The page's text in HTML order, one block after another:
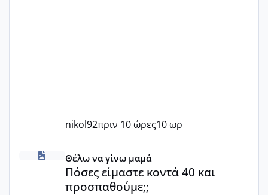
nikol92πριν 10 ώρες10 ωρ
Πόσες είμαστε κοντά 40 και προσπαθούμε;;
Θέλω να γίνω μαμά
Πόσες είμαστε κοντά 40 και
προσπαθούμε;;